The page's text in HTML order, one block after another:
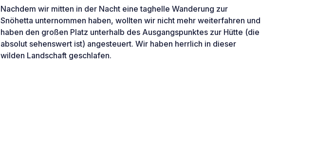
Nachdem wir mitten in der Nacht eine taghelle Wanderung zur
Snöhetta unternommen haben, wollten wir nicht mehr weiterfahren und
haben den großen Platz unterhalb des Ausgangspunktes zur Hütte (die
absolut sehenswert ist) angesteuert. Wir haben herrlich in dieser
wilden Landschaft geschlafen.